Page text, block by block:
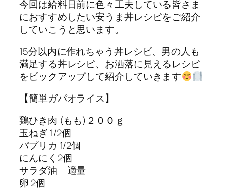
今回は給料日前に色々工夫している皆さま
におすすめしたい安うま丼レシピをご紹介
していこうと思います。
15分以内に作れちゃう丼レシピ、男の人も
満足する丼レシピ、お洒落に見えるレシピ
をピックアップして紹介していきます
【簡単ガパオライス】
鶏ひき肉 (もも)２００ｇ
玉ねぎ 1/2個
パプリカ 1/2個
にんにく2個
サラダ油 適量
卵 2個